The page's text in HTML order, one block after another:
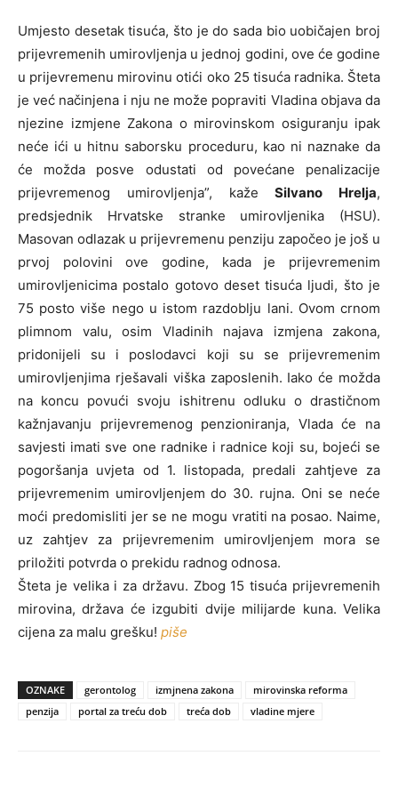
Umjesto desetak tisuća, što je do sada bio uobičajen broj
prijevremenih umirovljenja u jednoj godini, ove će godine
u prijevremenu mirovinu otići oko 25 tisuća radnika. Šteta
je već načinjena i nju ne može popraviti Vladina objava da
njezine izmjene Zakona o mirovinskom osiguranju ipak
neće ići u hitnu saborsku proceduru, kao ni naznake da
će možda posve odustati od povećane penalizacije
prijevremenog umirovljenja”, kažeSilvano Hrelja,
predsjednik Hrvatske stranke umirovljenika (HSU).
Masovan odlazak u prijevremenu penziju započeo je još u
prvoj polovini ove godine, kada je prijevremenim
umirovljenicima postalo gotovo deset tisuća ljudi, što je
75 posto više nego u istom razdoblju lani. Ovom crnom
plimnom valu, osim Vladinih najava izmjena zakona,
pridonijeli su i poslodavci koji su se prijevremenim
umirovljenjima rješavali viška zaposlenih. Iako će možda
na koncu povući svoju ishitrenu odluku o drastičnom
kažnjavanju prijevremenog penzioniranja, Vlada će na
savjesti imati sve one radnike i radnice koji su, bojeći se
pogoršanja uvjeta od 1. listopada, predali zahtjeve za
prijevremenim umirovljenjem do 30. rujna. Oni se neće
moći predomisliti jer se ne mogu vratiti na posao. Naime,
uz zahtjev za prijevremenim umirovljenjem mora se
priložiti potvrda o prekidu radnog odnosa.
Šteta je velika i za državu. Zbog 15 tisuća prijevremenih
mirovina, država će izgubiti dvije milijarde kuna. Velika
cijena za malu grešku! piše
OZNAKE gerontolog izmjnena zakona
mirovinska reforma
penzija
portal za treću dob treća dob vladine mjere